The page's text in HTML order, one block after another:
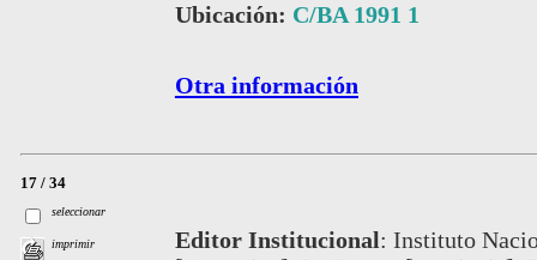
Ubicación: C/BA 1991 1
Otra información
17 / 34
seleccionar
imprimir Editor Institucional: Instituto